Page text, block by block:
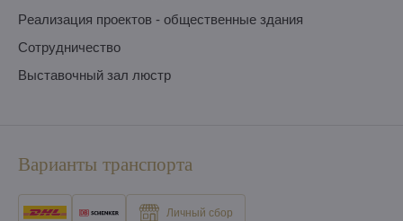
Pеализация проектов - общественные здания
Сотрудничество
Выставочный зал люстр
Варианты транспорта
Личный сбор